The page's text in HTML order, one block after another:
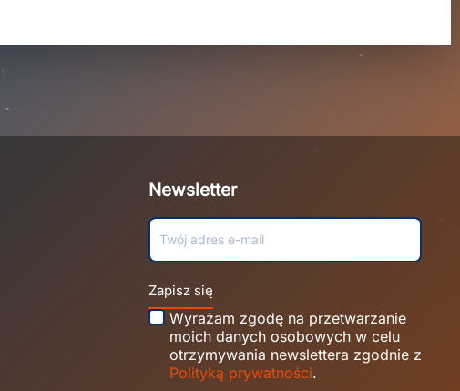
Newsletter
Zapisz się
Wyrażam zgodę na przetwarzanie
moich danych osobowych w celu
otrzymywania newslettera zgodnie z
Polityką prywatności.